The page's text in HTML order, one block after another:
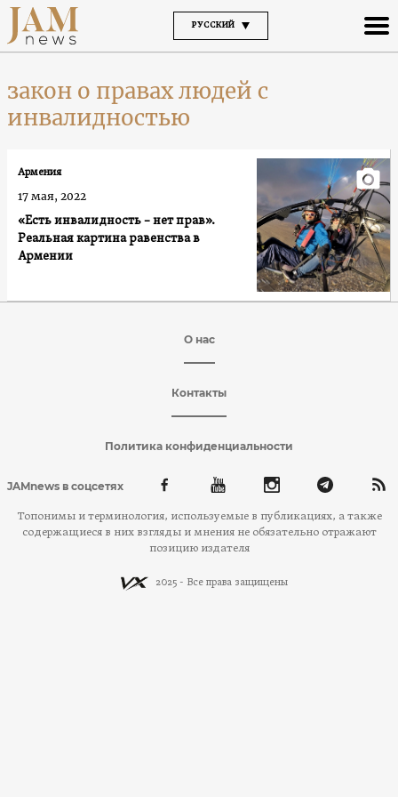
РУССКИЙ
закон о правах людей с
инвалидностью
«Есть инвалидность – нет прав».
Реальная картина равенства в
Армении
Армения
17 мая, 2022
О нас
Контакты
Политика конфиденциальности
JAMnews в соцсетях
Топонимы и терминология, используемые в публикациях, а также
содержащиеся в них взгляды и мнения не обязательно отражают
позицию издателя
2025 - Все права защищены